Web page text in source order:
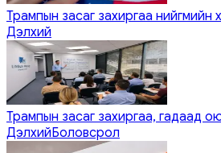
Трампын засаг захиргаа нийгмийн
Дэлхий
Трампын засаг захиргаа, гадаад
ДэлхийБоловсрол